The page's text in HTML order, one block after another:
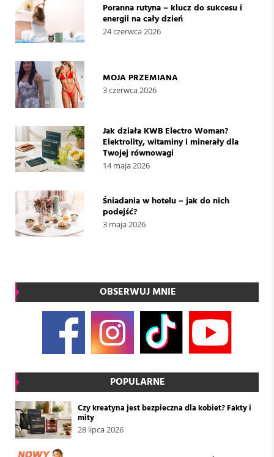
Poranna rutyna – klucz do sukcesu i
energii na cały dzień
24 czerwca 2026
MOJA PRZEMIANA
3 czerwca 2026
Jak działa KWB Electro Woman?
Elektrolity, witaminy i minerały dla
Twojej równowagi
14 maja 2026
Śniadania w hotelu – jak do nich
podejść?
3 maja 2026
OBSERWUJ MNIE
POPULARNE
Czy kreatyna jest bezpieczna dla kobiet? Fakty i
mity
28 lipca 2026